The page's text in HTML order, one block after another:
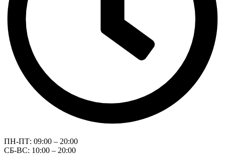
ПН-ПТ: 09:00 – 20:00
СБ-ВС: 10:00 – 20:00